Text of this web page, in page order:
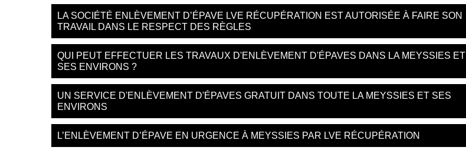
LA SOCIÉTÉ ENLÈVEMENT D’ÉPAVE LVE RÉCUPÉRATION EST AUTORISÉE À FAIRE SON
TRAVAIL DANS LE RESPECT DES RÈGLES
QUI PEUT EFFECTUER LES TRAVAUX D'ENLÈVEMENT D'ÉPAVES DANS LA MEYSSIES ET
SES ENVIRONS ?
UN SERVICE D'ENLÈVEMENT D'ÉPAVES GRATUIT DANS TOUTE LA MEYSSIES ET SES
ENVIRONS
L’ENLÈVEMENT D’ÉPAVE EN URGENCE À MEYSSIES PAR LVE RÉCUPÉRATION